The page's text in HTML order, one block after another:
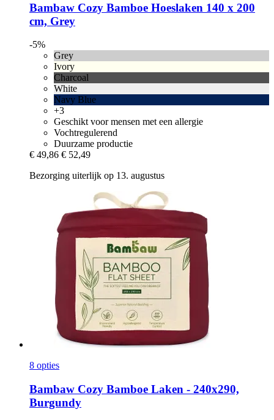
Bambaw Cozy Bamboe Hoeslaken 140 x 200
cm, Grey
-5%
Grey
Ivory
Charcoal
White
Navy Blue
+3
Geschikt voor mensen met een allergie
Vochtregulerend
Duurzame productie
€ 49,86 € 52,49
Bezorging uiterlijk op 13. augustus
8 opties
Bambaw Cozy Bamboe Laken -​ 240x290,
Burgundy